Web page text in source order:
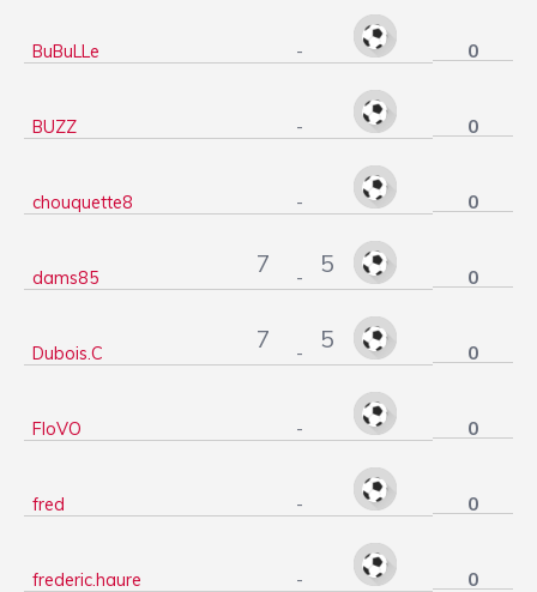
BuBuLLe - 0
BUZZ - 0
chouquette8 - 0
dams85 7 - 5 0
Dubois.C 7 - 5 0
FloVO - 0
fred - 0
frederic.haure - 0